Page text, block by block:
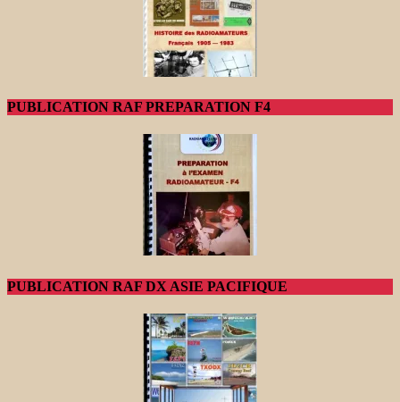
PUBLICATION RAF PREPARATION F4
PUBLICATION RAF DX ASIE PACIFIQUE